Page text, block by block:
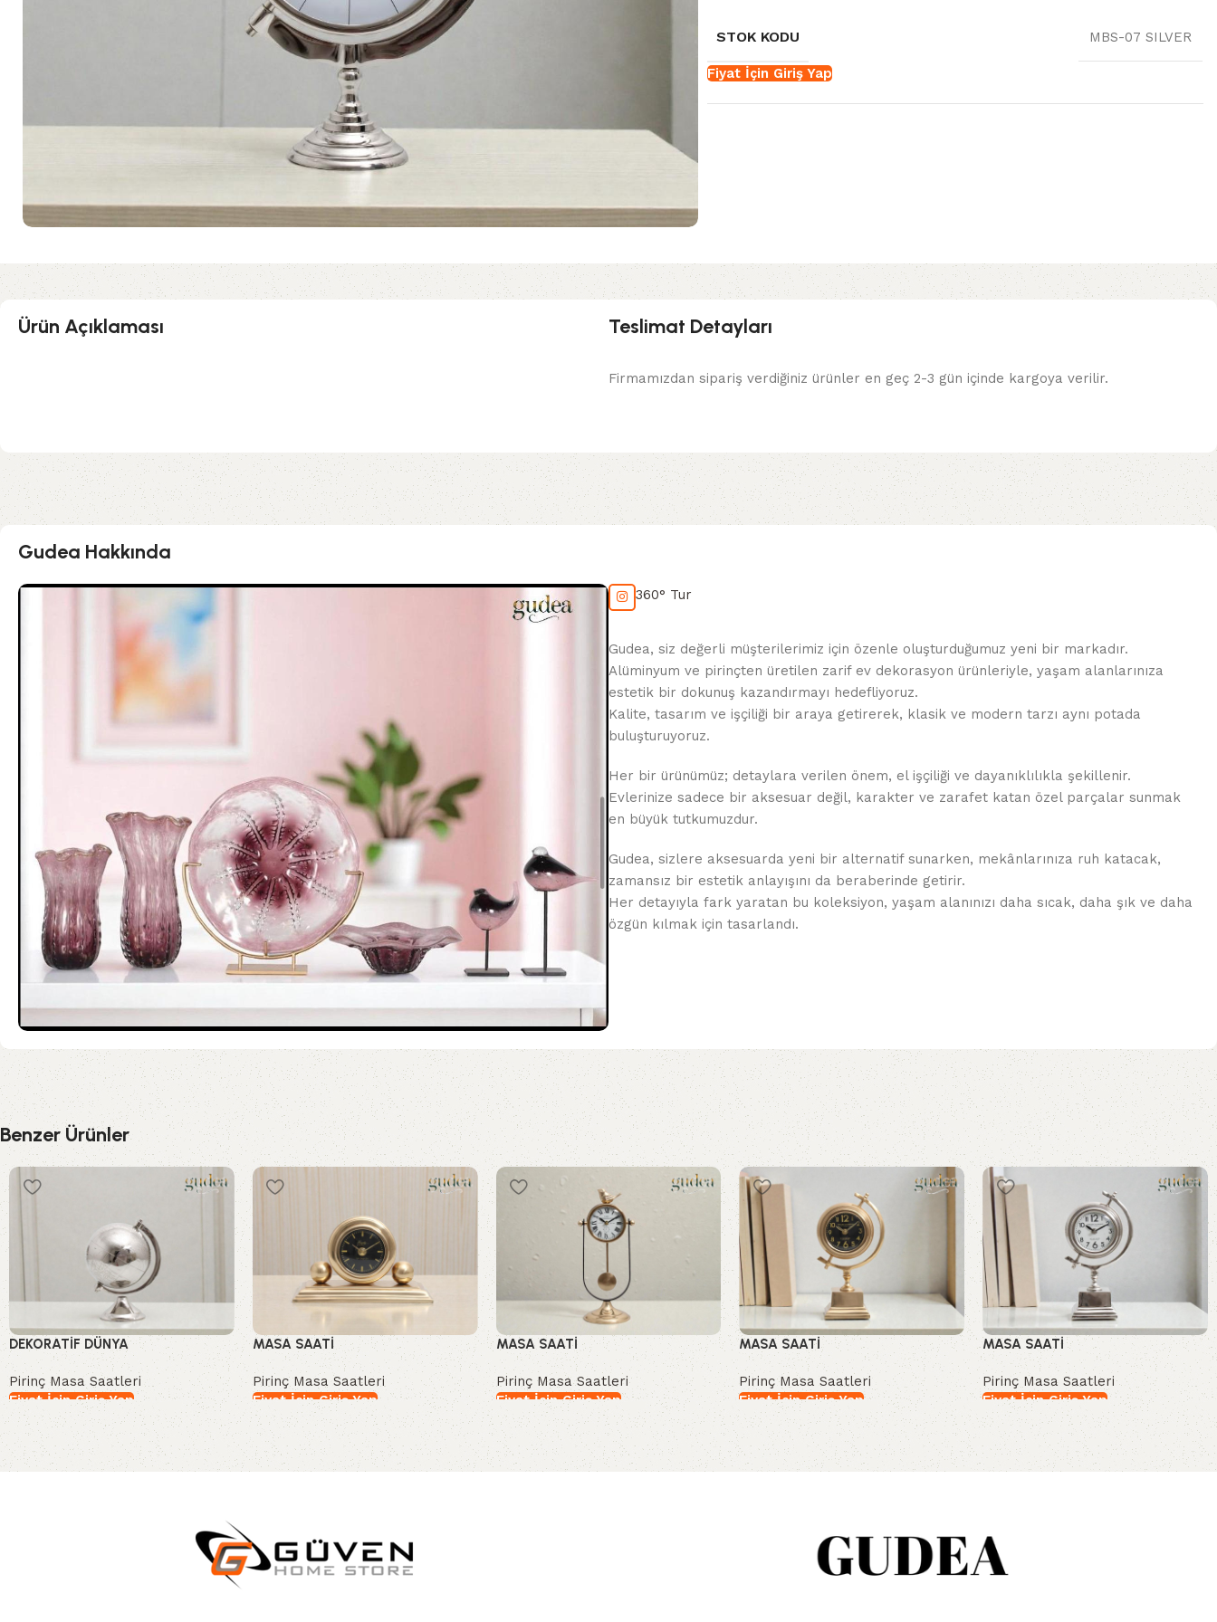
STOK KODU MBS-07 SILVER
Fiyat İçin Giriş Yap
Ürün Açıklaması Teslimat Detayları
Firmamızdan sipariş verdiğiniz ürünler en geç 2-3 gün içinde kargoya verilir.
Gudea Hakkında
360° Tur
Gudea, siz değerli müşterilerimiz için özenle oluşturduğumuz yeni bir markadır.
Alüminyum ve pirinçten üretilen zarif ev dekorasyon ürünleriyle, yaşam alanlarınıza
estetik bir dokunuş kazandırmayı hedefliyoruz.
Kalite, tasarım ve işçiliği bir araya getirerek, klasik ve modern tarzı aynı potada
buluşturuyoruz.
Her bir ürünümüz; detaylara verilen önem, el işçiliği ve dayanıklılıkla şekillenir.
Evlerinize sadece bir aksesuar değil, karakter ve zarafet katan özel parçalar sunmak
en büyük tutkumuzdur.
Gudea, sizlere aksesuarda yeni bir alternatif sunarken, mekânlarınıza ruh katacak,
zamansız bir estetik anlayışını da beraberinde getirir.
Her detayıyla fark yaratan bu koleksiyon, yaşam alanınızı daha sıcak, daha şık ve daha
özgün kılmak için tasarlandı.
Benzer Ürünler
DEKORATİF DÜNYA
Pirinç Masa Saatleri
Fiyat İçin Giriş Yap
İncele
MASA SAATİ
Pirinç Masa Saatleri
Fiyat İçin Giriş Yap
İncele
MASA SAATİ
Pirinç Masa Saatleri
Fiyat İçin Giriş Yap
İncele
MASA SAATİ
Pirinç Masa Saatleri
Fiyat İçin Giriş Yap
İncele
MASA SAATİ
Pirinç Masa Saatleri
Fiyat İçin Giriş Yap
İncele
Read More